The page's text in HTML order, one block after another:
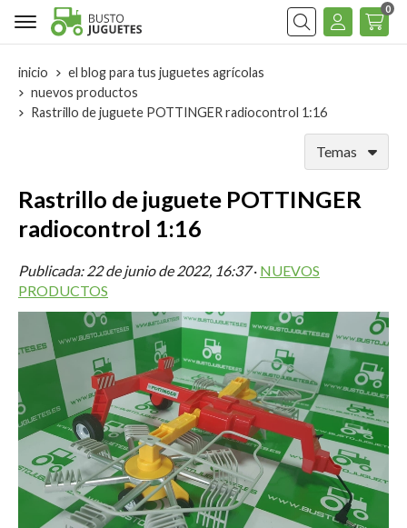
Buscar
0
inicio
el blog para tus juguetes agrícolas
nuevos productos
Rastrillo de juguete POTTINGER radiocontrol 1:16
Temas
Rastrillo de juguete POTTINGER
radiocontrol 1:16
Publicada: 22 de junio de 2022, 16:37· NUEVOS
PRODUCTOS